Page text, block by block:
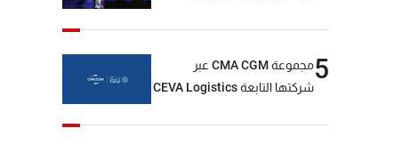
5
مجموعة CMA CGM عبر
شركتها التابعة CEVA Logistics